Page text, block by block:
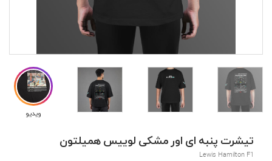
ویدیو
تیشرت پنبه ای اور مشکی لوییس همیلتون
Lewis Hamilton F1